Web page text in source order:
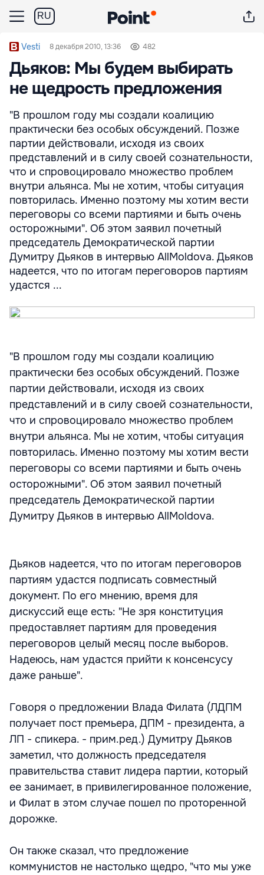
RU
Vesti 8 декабря 2010, 13:36 482
Дьяков: Мы будем выбирать
не щедрость предложения
"В прошлом году мы создали коалицию
практически без особых обсуждений. Позже
партии действовали, исходя из своих
представлений и в силу своей сознательности,
что и спровоцировало множество проблем
внутри альянса. Мы не хотим, чтобы ситуация
повторилась. Именно поэтому мы хотим вести
переговоры со всеми партиями и быть очень
осторожными". Об этом заявил почетный
председатель Демократической партии
Думитру Дьяков в интервью AllMoldova. Дьяков
надеется, что по итогам переговоров партиям
удастся ...
"В прошлом году мы создали коалицию
практически без особых обсуждений. Позже
партии действовали, исходя из своих
представлений и в силу своей сознательности,
что и спровоцировало множество проблем
внутри альянса. Мы не хотим, чтобы ситуация
повторилась. Именно поэтому мы хотим вести
переговоры со всеми партиями и быть очень
осторожными". Об этом заявил почетный
председатель Демократической партии
Думитру Дьяков в интервью AllMoldova.
Дьяков надеется, что по итогам переговоров
партиям удастся подписать совместный
документ. По его мнению, время для
дискуссий еще есть: "Не зря конституция
предоставляет партиям для проведения
переговоров целый месяц после выборов.
Надеюсь, нам удастся прийти к консенсусу
даже раньше".
Говоря о предложении Влада Филата (ЛДПМ
получает пост премьера, ДПМ - президента, а
ЛП - спикера. - прим.ред.) Думитру Дьяков
заметил, что должность председателя
правительства ставит лидера партии, который
ее занимает, в привилегированное положение,
и Филат в этом случае пошел по проторенной
дорожке.
Он также сказал, что предложение
коммунистов не настолько щедро, "что мы уже